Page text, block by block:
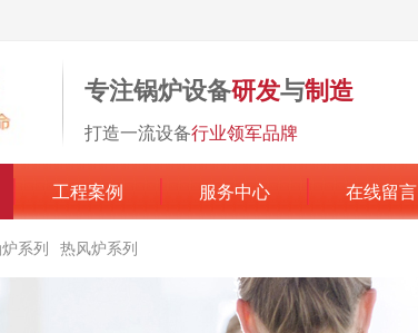
专注锅炉设备研发与制造
打造一流设备行业领军品牌
工程案例 服务中心 在线留言
系列 热风炉系列